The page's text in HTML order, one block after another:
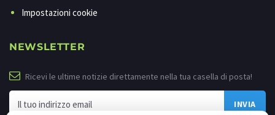
Impostazioni cookie
NEWSLETTER
Ricevi le ultime notizie direttamente nella tua casella di posta!